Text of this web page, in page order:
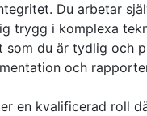
Du arbetar
trygg i komplexa
som du är tydlig och
och
en kvalificerad roll